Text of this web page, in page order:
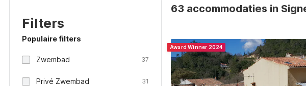
Filters
Populaire filters
Zwembad 37
Privé Zwembad 31
63 accommodaties in
Award Winner 2024